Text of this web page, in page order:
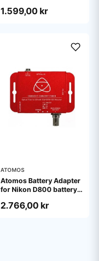
1.599,00 kr
ATOMOS
Atomos Battery Adapter
for Nikon D800 battery
2.766,00 kr